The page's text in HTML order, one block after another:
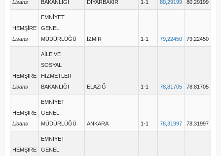
Lisans
BAKANLIĞI
DİYARBAKIR 1-1 80,29199 80,29199
HEMŞİRE
Lisans
EMNİYET
GENEL
MÜDÜRLÜĞÜ
İZMİR 1-1 79,22450 79,22450
HEMŞİRE
Lisans
AİLE VE
SOSYAL
HİZMETLER
BAKANLIĞI
ELAZIĞ 1-1 78,81705 78,81705
HEMŞİRE
Lisans
EMNİYET
GENEL
MÜDÜRLÜĞÜ
ANKARA 1-1 78,31997 78,31997
HEMŞİRE
EMNİYET
GENEL